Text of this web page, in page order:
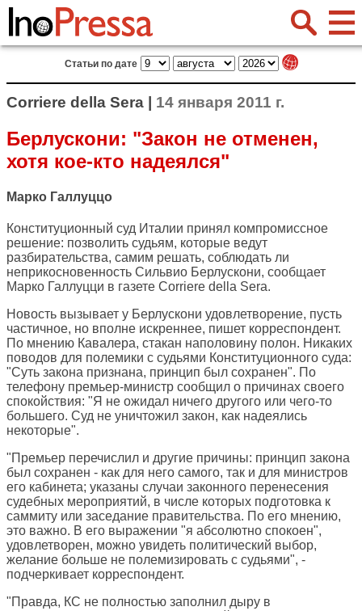
Статьи по дате
Corriere della Sera | 14 января 2011 г.
Берлускони: "Закон не отменен,
хотя кое-кто надеялся"
Марко Галлуццо
Конституционный суд Италии принял компромиссное
решение: позволить судьям, которые ведут
разбирательства, самим решать, соблюдать ли
неприкосновенность Сильвио Берлускони, сообщает
Марко Галлуцци в газете Corriere della Sera.
Новость вызывает у Берлускони удовлетворение, пусть
частичное, но вполне искреннее, пишет корреспондент.
По мнению Кавалера, стакан наполовину полон. Никаких
поводов для полемики с судьями Конституционного суда:
"Суть закона признана, принцип был сохранен". По
телефону премьер-министр сообщил о причинах своего
спокойствия: "Я не ожидал ничего другого или чего-то
большего. Суд не уничтожил закон, как надеялись
некоторые".
"Премьер перечислил и другие причины: принцип закона
был сохранен - как для него самого, так и для министров
его кабинета; указаны случаи законного перенесения
судебных мероприятий, в числе которых подготовка к
саммиту или заседание правительства. По его мнению,
это важно. В его выражении "я абсолютно спокоен",
удовлетворен, можно увидеть политический выбор,
желание больше не полемизировать с судьями", -
подчеркивает корреспондент.
"Правда, КС не полностью заполнил дыру в